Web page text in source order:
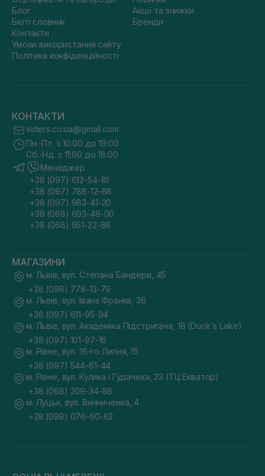
Блог
Бюті словник
Контакти
Умови використання сайту
Політика конфіденційності
Акції та знижки
Бренди
КОНТАКТИ
sisters.co.ua@gmail.com
Пн.-Пт. з 10:00 до 19:00
Сб.-Нд. з 11:00 до 18:00
Менеджер
+38 (097) 612-54-81
+38 (097) 788-12-88
+38 (097) 983-41-20
+38 (068) 693-46-00
+38 (068) 951-22-86
МАГАЗИНИ
м. Львів, вул. Степана Бандери, 45
+38 (098) 778-13-79
м. Львів, вул. Івана Франка, 36
+38 (097) 611-95-94
м. Львів, вул. Академіка Підстригача, 1В (Duck's Lake)
+38 (097) 101-97-16
м. Рівне, вул. 16-го Липня, 15
+38 (097) 544-61-44
м. Рівне, вул. Кулика і Гудачека, 23 (ТЦ Екватор)
+38 (068) 209-34-88
м. Луцьк, вул. Винниченка, 4
+38 (098) 076-60-62